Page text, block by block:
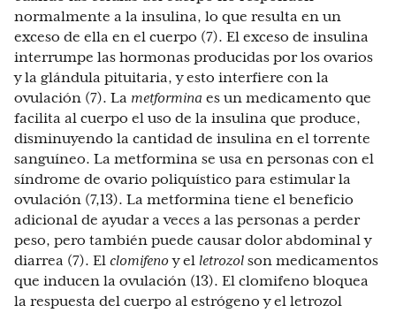
normalmente a la insulina, lo que resulta en un
exceso de ella en el cuerpo (7). El exceso de insulina
interrumpe las hormonas producidas por los ovarios
y la glándula pituitaria, y esto interfiere con la
ovulación (7). La metformina es un medicamento que
facilita al cuerpo el uso de la insulina que produce,
disminuyendo la cantidad de insulina en el torrente
sanguíneo. La metformina se usa en personas con el
síndrome de ovario poliquístico para estimular la
ovulación (7,13). La metformina tiene el beneficio
adicional de ayudar a veces a las personas a perder
peso, pero también puede causar dolor abdominal y
diarrea (7). El clomifenoy el letrozol son medicamentos
que inducen la ovulación (13). El clomifeno bloquea
la respuesta del cuerpo al estrógeno y el letrozol